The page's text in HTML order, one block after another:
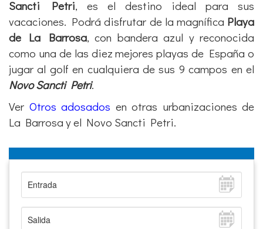
Sancti Petri, es el destino ideal para sus
vacaciones. Podrá disfrutar de la magnífica Playa
de La Barrosa, con bandera azul y reconocida
como una de las diez mejores playas de España o
jugar al golf en cualquiera de sus 9 campos en el
Novo Sancti Petri.
Ver Otros adosados en otras urbanizaciones de
La Barrosa y el Novo Sancti Petri.